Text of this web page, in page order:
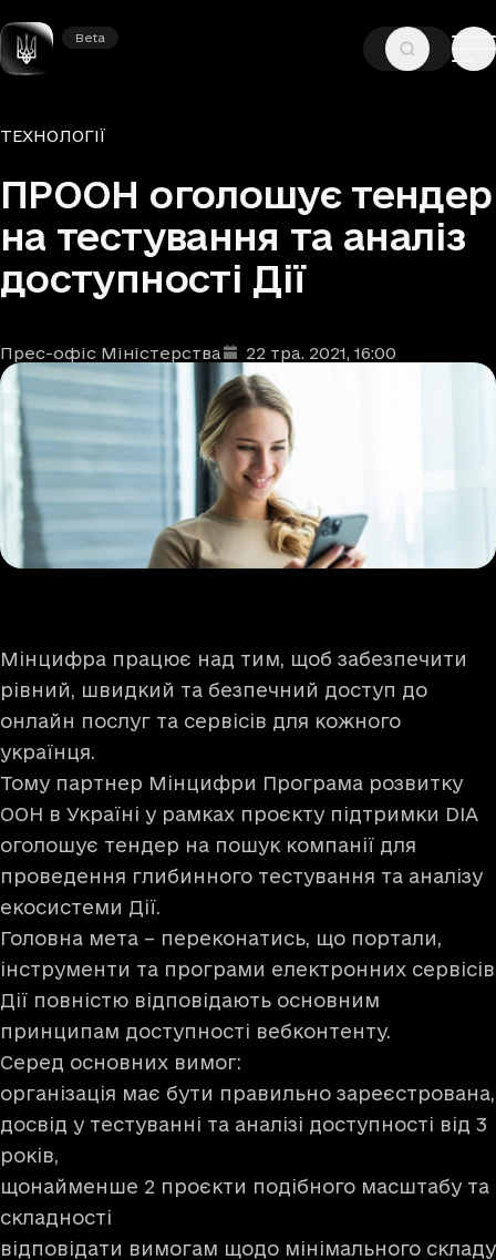
Beta
Beta
ГОЛОВНА —НОВИНИ
Рубрики
ТЕХНОЛОГІЇ
ПРООН оголошує тендер
на тестування та аналіз
доступності Дії
Автори
Прес-офіс Міністерства
Дата та час публікації: 22 тра. 2021, 16:00
Мінцифра працює над тим, щоб забезпечити
рівний, швидкий та безпечний доступ до
онлайн послуг та сервісів для кожного
українця.
Тому партнер Мінцифри Програма розвитку
ООН в Україні у рамках проєкту підтримки DIA
оголошує тендер на пошук компанії для
проведення глибинного тестування та аналізу
екосистеми Дії.
Головна мета – переконатись, що портали,
інструменти та програми електронних сервісів
Дії повністю відповідають основним
принципам доступності вебконтенту.
Серед основних вимог:
організація має бути правильно зареєстрована,
досвід у тестуванні та аналізі доступності від 3
років,
щонайменше 2 проєкти подібного масштабу та
складності
відповідати вимогам щодо мінімального складу